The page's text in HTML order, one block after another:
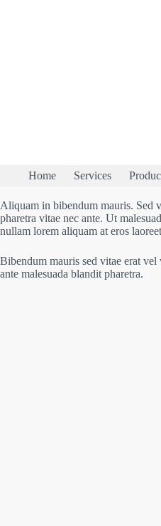
Home Services
Aliquam in bibendum mauris. Sed
pharetra vitae nec ante. Ut
nullam lorem aliquam at eros
Bibendum mauris sed vitae erat
ante malesuada blandit pharetra.